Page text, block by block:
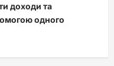
доходи та
одного